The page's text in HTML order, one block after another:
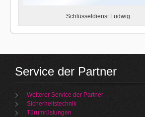
Schlüsseldienst Ludwig
Service der Partner
Weiterer Service der Partner
Sicherheitstechnik
Türumrüstungen